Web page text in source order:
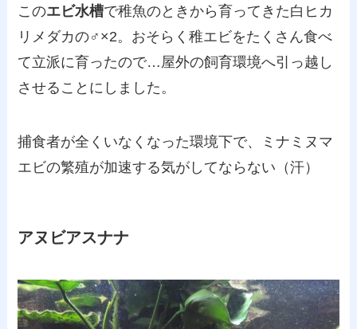
このエビ水槽で稚魚のときから育ってきた白ヒカ
リメダカの♂×2。おそらく稚エビをたくさん食べ
て立派に育ったので…屋外の飼育環境へ引っ越し
させることにしました。
捕食者が全くいなくなった環境下で、ミナミヌマ
エビの繁殖が加速する気がしてならない（汗）
アヌビアスナナ